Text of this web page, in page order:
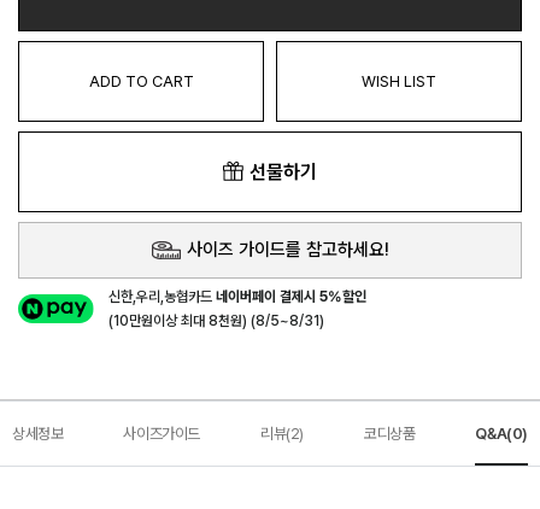
ADD TO CART WISH LIST
선물하기
사이즈 가이드를 참고하세요!
신한,우리,농협카드네이버페이 결제시 5%할인
(10만원이상 최대 8천원) (8/5~8/31)
상세정보 사이즈가이드 리뷰(2) 코디상품 Q&A(0)